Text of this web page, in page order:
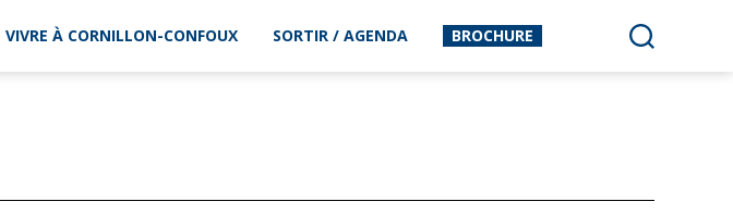
VIVRE À CORNILLON-CONFOUX SORTIR / AGENDA BROCHURE